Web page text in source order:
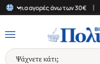
για αγορές άνω των 30€